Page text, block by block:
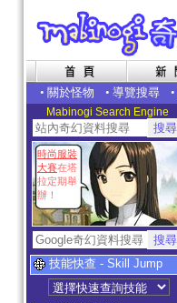
• 關於怪物 • 導覽搜尋 •
Mabinogi Search Engine
時尚服裝
大賽在塔
拉定期舉
辦！
技能快查 - Skill Jump